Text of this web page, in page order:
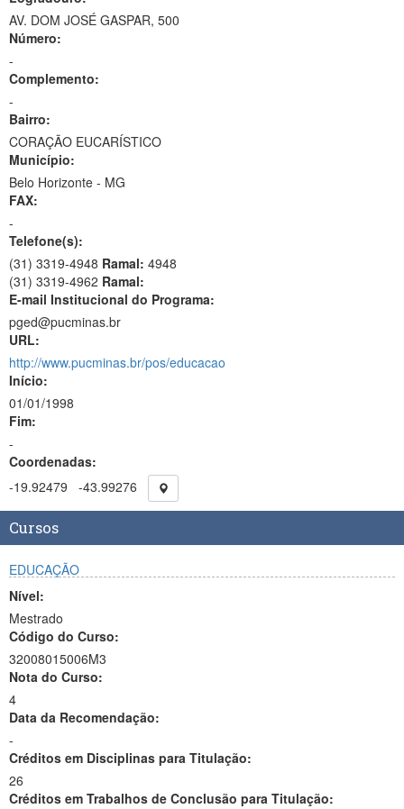
AV. DOM JOSÉ GASPAR, 500
Número:
-
Complemento:
-
Bairro:
CORAÇÃO EUCARÍSTICO
Município:
Belo Horizonte - MG
FAX:
-
Telefone(s):
(31) 3319-4948 Ramal: 4948
(31) 3319-4962 Ramal:
E-mail Institucional do Programa:
pged@pucminas.br
URL:
http://www.pucminas.br/pos/educacao
Início:
01/01/1998
Fim:
-
Coordenadas:
-19.92479
-43.99276
Cursos
EDUCAÇÃO
Nível:
Mestrado
Código do Curso:
32008015006M3
Nota do Curso:
4
Data da Recomendação:
-
Créditos em Disciplinas para Titulação:
26
Créditos em Trabalhos de Conclusão para Titulação: